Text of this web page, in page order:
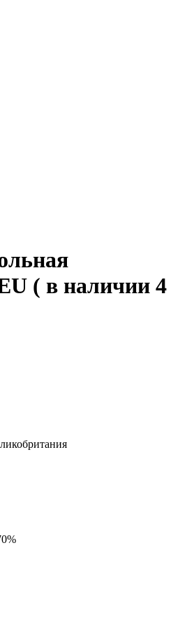
( в наличии 4